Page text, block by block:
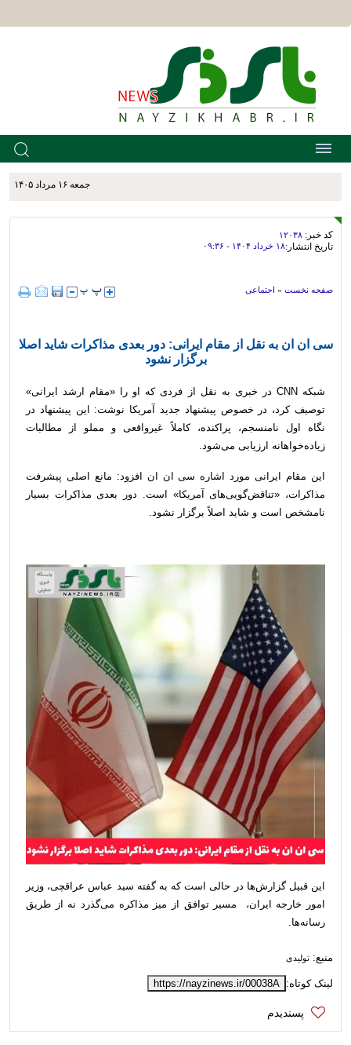
جمعه ۱۶ مرداد ۱۴۰۵
کد خبر: ۱۲۰۳۸
تاریخ انتشار:۱۸ خرداد ۱۴۰۴ - ۰۹:۳۶
صفحه نخست » اجتماعی
سی ان ان به نقل از مقام ایرانی: دور بعدی مذاکرات شاید اصلا
برگزار نشود
شبکه CNN در خبری به نقل از فردی که او را «مقام ارشد ایرانی»
توصیف کرد، در خصوص پیشنهاد جدید آمریکا نوشت: این پیشنهاد در
نگاه اول نامنسجم، پراکنده، کاملاً غیرواقعی و مملو از مطالبات
زیاده‌خواهانه ارزیابی می‌شود.
این مقام ایرانی مورد اشاره سی ان ان افزود: مانع اصلی پیشرفت
مذاکرات، «تناقض‌گویی‌های آمریکا» است. دور بعدی مذاکرات بسیار
نامشخص است و شاید اصلاً برگزار نشود.
این قبیل گزارش‌ها در حالی است که به گفته سید عباس عراقچی، وزیر
امور خارجه ایران، مسیر توافق از میز مذاکره می‌گذرد نه از طریق
رسانه‌ها.
منبع: تولیدی
لینک کوتاه: https://nayzinews.ir/00038A